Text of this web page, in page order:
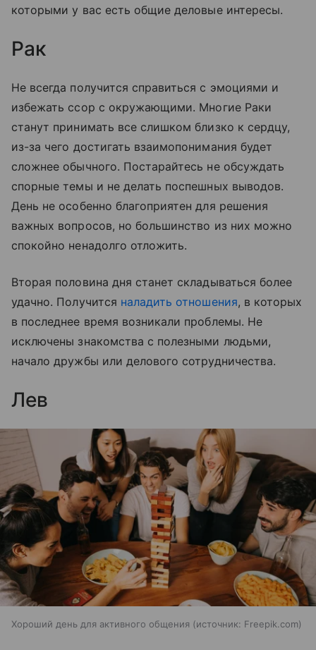
которыми у вас есть общие деловые интересы.
Рак
Не всегда получится справиться с эмоциями и
избежать ссор с окружающими. Многие Раки
станут принимать все слишком близко к сердцу,
из-за чего достигать взаимопонимания будет
сложнее обычного. Постарайтесь не обсуждать
спорные темы и не делать поспешных выводов.
День не особенно благоприятен для решения
важных вопросов, но большинство из них можно
спокойно ненадолго отложить.
Вторая половина дня станет складываться более
удачно. Получится наладить отношения, в которых
в последнее время возникали проблемы. Не
исключены знакомства с полезными людьми,
начало дружбы или делового сотрудничества.
Лев
Хороший день для активного общения источник: Freepik.com